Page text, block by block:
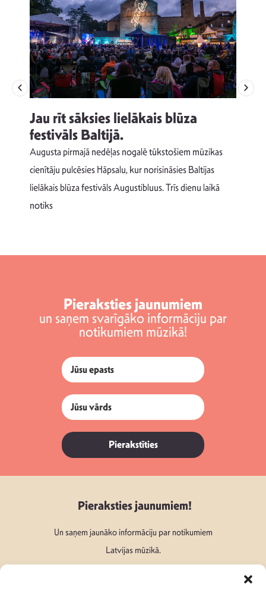
Jau rīt sāksies lielākais blūza
festivāls Baltijā.
Augusta pirmajā nedēļas nogalē tūkstošiem mūzikas
cienītāju pulcēsies Hāpsalu, kur norisināsies Baltijas
lielākais blūza festivāls Augustibluus. Trīs dienu laikā
notiks
Pieraksties jaunumiem
un saņem svarīgāko informāciju par
notikumiem mūzikā!
Pierakstīties
Pieraksties jaunumiem!
Un saņem jaunāko informāciju par notikumiem
Latvijas mūzikā.